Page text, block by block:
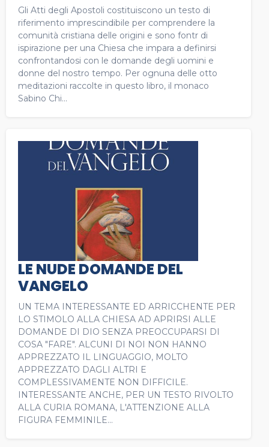
Gli Atti degli Apostoli costituiscono un testo di
riferimento imprescindibile per comprendere la
comunità cristiana delle origini e sono fontr di
ispirazione per una Chiesa che impara a definirsi
confrontandosi con le domande degli uomini e
donne del nostro tempo. Per ognuna delle otto
meditazioni raccolte in questo libro, il monaco
Sabino Chi...
LE NUDE DOMANDE DEL
VANGELO
UN TEMA INTERESSANTE ED ARRICCHENTE PER
LO STIMOLO ALLA CHIESA AD APRIRSI ALLE
DOMANDE DI DIO SENZA PREOCCUPARSI DI
COSA "FARE". ALCUNI DI NOI NON HANNO
APPREZZATO IL LINGUAGGIO, MOLTO
APPREZZATO DAGLI ALTRI E
COMPLESSIVAMENTE NON DIFFICILE.
INTERESSANTE ANCHE, PER UN TESTO RIVOLTO
ALLA CURIA ROMANA, L'ATTENZIONE ALLA
FIGURA FEMMINILE...